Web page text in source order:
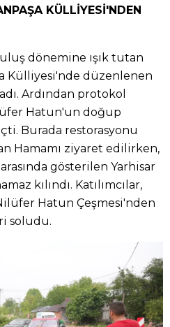
KÜLLİYESİ'NDEN
dönemine ışık tutan
Külliyesi'nde düzenlenen
Ardından protokol
Hatun'un doğup
Burada restorasyonu
Hamamı ziyaret edilirken,
gösterilen Yarhisar
kılındı. Katılımcılar,
Hatun Çeşmesi'nden
soludu.